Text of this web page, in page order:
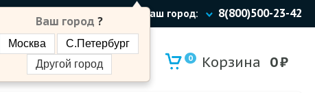
Ваш город:
Ваш город ?
Москва
С.Петербург
Другой город
8(800)500-23-42
0 Корзина 0₽